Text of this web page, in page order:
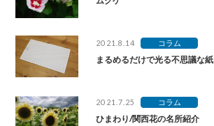
2021.8.14 コラム
まるめるだけで光る不思議な紙
2021.7.25 コラム
ひまわり/関西花の名所紹介